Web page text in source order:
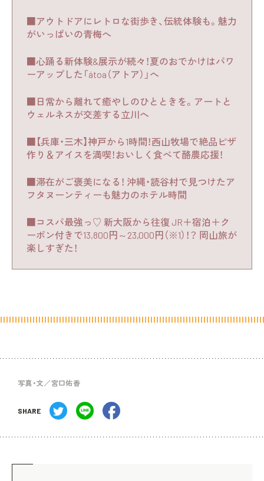
■アウトドアにレトロな街歩き、伝統体験も。魅力
がいっぱいの青梅へ
■心踊る新体験&展示が続々！夏のおでかけはパワ
ーアップした「átoa（アトア）」へ
■日常から離れて癒やしのひとときを。アートと
ウェルネスが交差する立川へ
■【兵庫・三木】神戸から1時間！西山牧場で絶品ピザ
作り＆アイスを満喫！おいしく食べて酪農応援！
■滞在がご褒美になる！ 沖縄・読谷村で見つけたア
フタヌーンティーも魅力のホテル時間
■コスパ最強っ♡ 新大阪から往復 JR＋宿泊＋ク
ーポン付きで13,800円～23,000円（※1）！？ 岡山旅が
楽しすぎた！
写真・文／宮口佑香
SHARE